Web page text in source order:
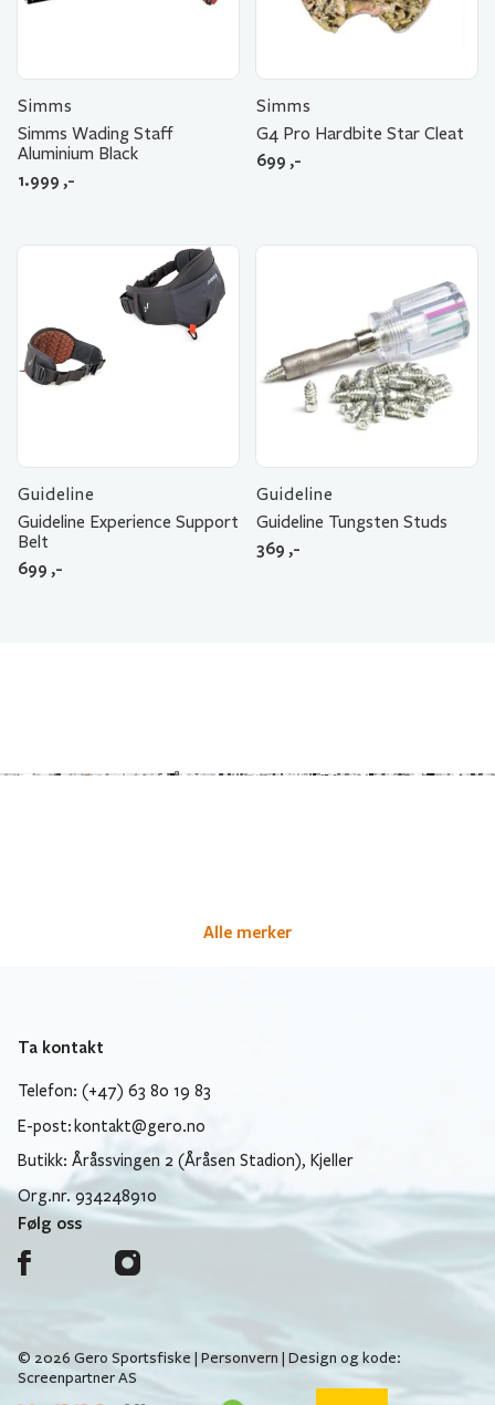
Simms
Simms Wading Staff
Aluminium Black
1.999 ,-
Simms
G4 Pro Hardbite Star Cleat
699 ,-
Guideline
Guideline Experience Support
Belt
699 ,-
Guideline
Guideline Tungsten Studs
369 ,-
Alle merker
Ta kontakt
Telefon: (+47) 63 80 19 83
E-post: kontakt@gero.no
Butikk: Åråssvingen 2 (Åråsen Stadion), Kjeller
Org.nr. 934248910
Følg oss
© 2026 Gero Sportsfiske | Personvern | Design og kode:
Screenpartner AS